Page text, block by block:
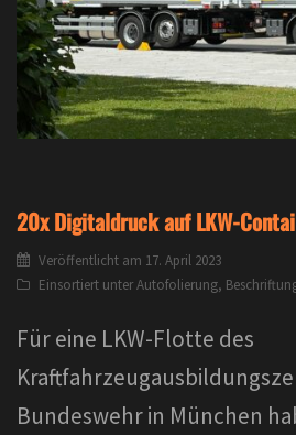
20x Digitaldruck auf LKW-
Veröffentlicht am 17. April 2023
Einsortiert unterAutofolierung,
Für eine LKW-Flotte des
Bundeswehr in München